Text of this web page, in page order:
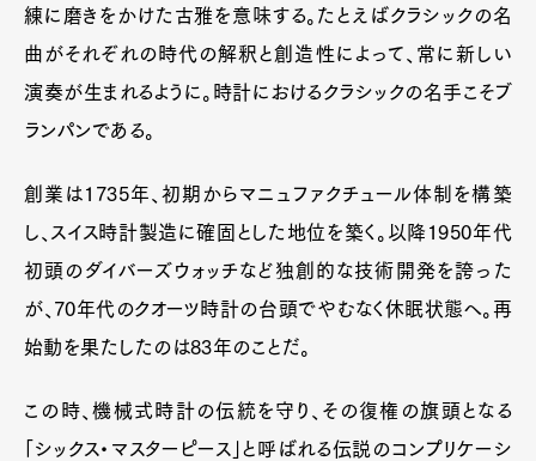
Product Culture Lifestyle
Official Columnist
About
Contact
練に磨きをかけた古雅を意味する。たとえばクラシックの名
曲がそれぞれの時代の解釈と創造性によって、常に新しい
演奏が生まれるように。時計におけるクラシックの名手こそブ
ランパンである。
創業は1735年、初期からマニュファクチュール体制を構築
し、スイス時計製造に確固とした地位を築く。以降1950年代
初頭のダイバーズウォッチなど独創的な技術開発を誇った
が、70年代のクオーツ時計の台頭でやむなく休眠状態へ。再
始動を果たしたのは83年のことだ。
この時、機械式時計の伝統を守り、その復権の旗頭となる
「シックス・マスターピース」と呼ばれる伝説のコンプリケーシ